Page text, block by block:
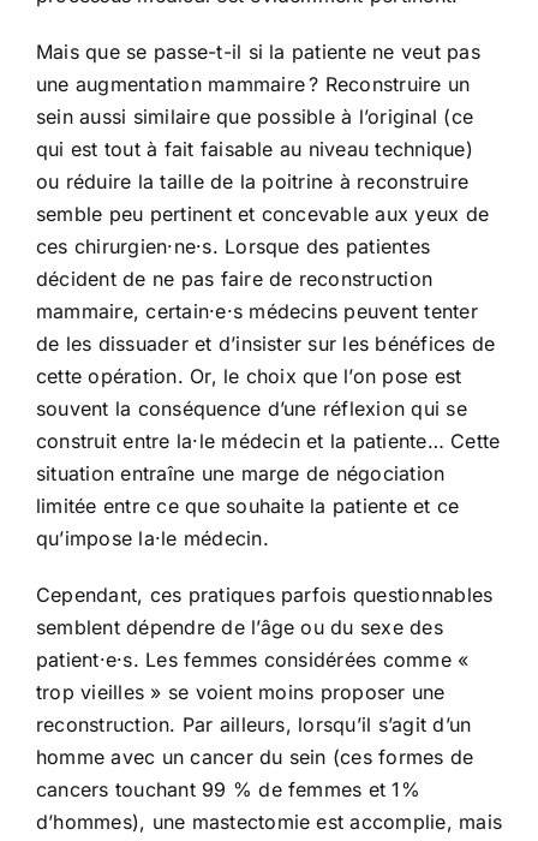
Mais que se passe-t-il si la patiente ne veut pas
une augmentation mammaire ? Reconstruire un
sein aussi similaire que possible à l’original (ce
qui est tout à fait faisable au niveau technique)
ou réduire la taille de la poitrine à reconstruire
semble peu pertinent et concevable aux yeux de
ces chirurgien·ne·s. Lorsque des patientes
décident de ne pas faire de reconstruction
mammaire, certain·e·s médecins peuvent tenter
de les dissuader et d’insister sur les bénéfices de
cette opération. Or, le choix que l’on pose est
souvent la conséquence d’une réflexion qui se
construit entre la·le médecin et la patiente… Cette
situation entraîne une marge de négociation
limitée entre ce que souhaite la patiente et ce
qu’impose la·le médecin.
Cependant, ces pratiques parfois questionnables
semblent dépendre de l’âge ou du sexe des
patient·e·s. Les femmes considérées comme «
trop vieilles » se voient moins proposer une
reconstruction. Par ailleurs, lorsqu’il s’agit d’un
homme avec un cancer du sein (ces formes de
cancers touchant 99 % de femmes et 1%
d’hommes), une mastectomie est accomplie, mais